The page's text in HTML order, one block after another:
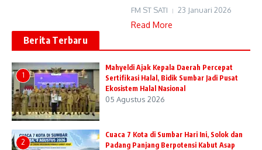
FM ST SATI 23 Januari 2026
Read More
Berita Terbaru
1
Mahyeldi Ajak Kepala Daerah Percepat
Sertifikasi Halal, Bidik Sumbar Jadi Pusat
Ekosistem Halal Nasional
05 Agustus 2026
2
Cuaca 7 Kota di Sumbar Hari Ini, Solok dan
Padang Panjang Berpotensi Kabut Asap